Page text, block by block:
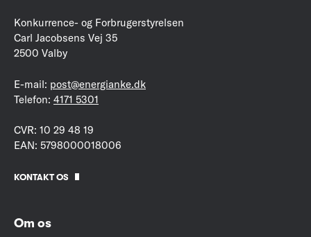
Konkurrence- og Forbrugerstyrelsen
Carl Jacobsens Vej 35
2500 Valby
E-mail: post@energianke.dk
Telefon: 4171 5301
CVR: 10 29 48 19
EAN: 5798000018006
KONTAKT OS
Om os